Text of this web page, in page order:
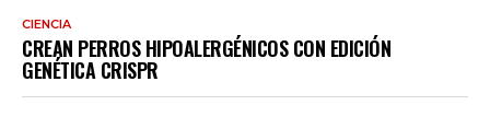
CIENCIA
CREAN PERROS HIPOALERGÉNICOS CON EDICIÓN
GENÉTICA CRISPR